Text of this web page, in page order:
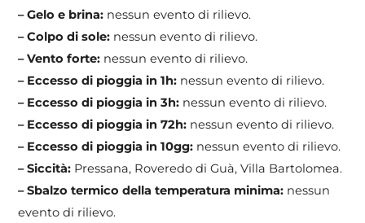
– Gelo e brina: nessun evento di rilievo.
– Colpo di sole: nessun evento di rilievo.
– Vento forte: nessun evento di rilievo.
– Eccesso di pioggia in 1h: nessun evento di rilievo.
– Eccesso di pioggia in 3h: nessun evento di rilievo.
– Eccesso di pioggia in 72h: nessun evento di rilievo.
– Eccesso di pioggia in 10gg: nessun evento di rilievo.
– Siccità: Pressana, Roveredo di Guà, Villa Bartolomea.
– Sbalzo termico della temperatura minima: nessun
evento di rilievo.